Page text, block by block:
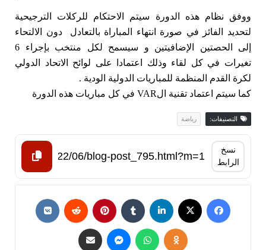
لكرة القدم المنظمة للمباريات الدولية الودية .
كما سيتم اعتماد تقنية الVAR في كل مباريات هذه الدورة
التصنيفات: رياضة
نسخ
الرابط